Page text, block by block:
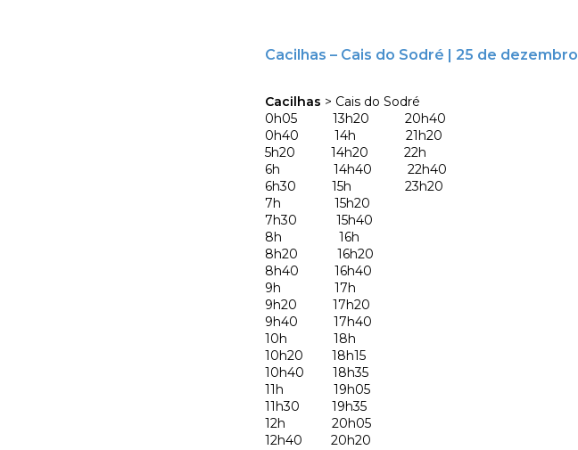
Cacilhas – Cais do Sodré | 25 de dezembro
Cacilhas > Cais do Sodré
0h05 13h20 20h40
0h40 14h 21h20
5h20 14h20 22h
6h 14h40 22h40
6h30 15h 23h20
7h 15h20
7h30 15h40
8h 16h
8h20 16h20
8h40 16h40
9h 17h
9h20 17h20
9h40 17h40
10h 18h
10h20 18h15
10h40 18h35
11h 19h05
11h30 19h35
12h 20h05
12h40 20h20